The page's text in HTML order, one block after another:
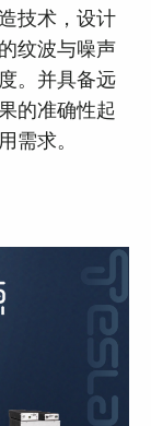
技术，设计
纹波与噪声
。并具备远
的准确性起
需求。